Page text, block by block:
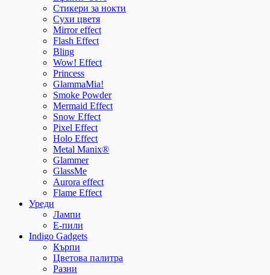
Стикери за нокти
Сухи цветя
Mirror effect
Flash Effect
Bling
Wow! Effect
Princess
GlammaMia!
Smoke Powder
Mermaid Effect
Snow Effect
Pixel Effect
Holo Effect
Metal Manix®
Glammer
GlassMe
Aurora effect
Flame Effect
Уреди
Лампи
E-пили
Indigo Gadgets
Кърпи
Цветова палитра
Разни